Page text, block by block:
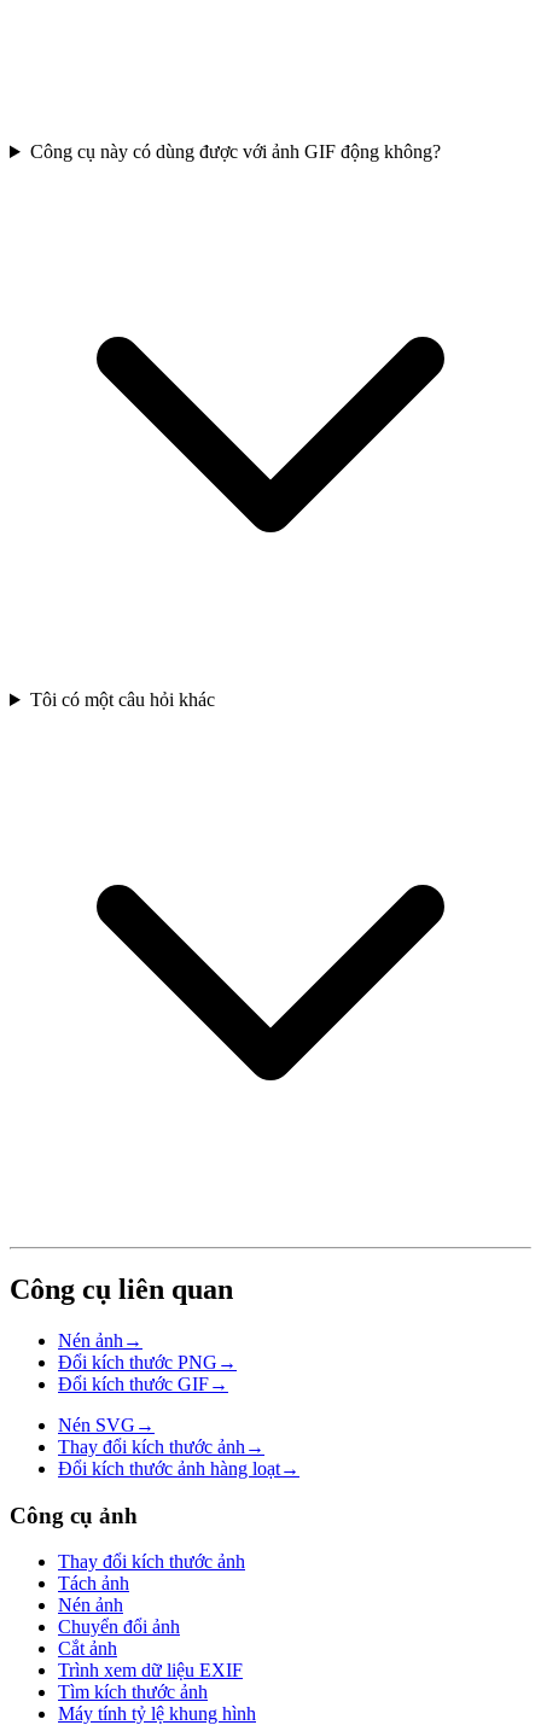
Công cụ này có dùng được với ảnh GIF động không?
Tôi có một câu hỏi khác
Công cụ liên quan
Nén ảnh →
Đổi kích thước PNG →
Đổi kích thước GIF→
Nén SVG →
Thay đổi kích thước ảnh →
Đổi kích thước ảnh hàng loạt→
Công cụ ảnh
Thay đổi kích thước ảnh
Tách ảnh
Nén ảnh
Chuyển đổi ảnh
Cắt ảnh
Trình xem dữ liệu EXIF
Tìm kích thước ảnh
Máy tính tỷ lệ khung hình